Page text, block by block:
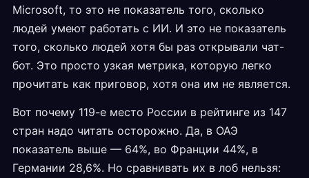
Microsoft, то это не показатель того, сколько
людей умеют работать с ИИ. И это не показатель
того, сколько людей хотя бы раз открывали чат-
бот. Это просто узкая метрика, которую легко
прочитать как приговор, хотя она им не является.
Вот почему 119-е место России в рейтинге из 147
стран надо читать осторожно. Да, в ОАЭ
показатель выше — 64%, во Франции 44%, в
Германии 28,6%. Но сравнивать их в лоб нельзя: